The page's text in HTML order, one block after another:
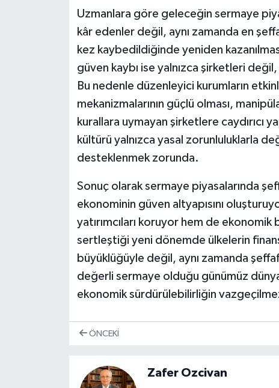
Uzmanlara göre geleceğin sermaye
kâr edenler değil, aynı zamanda en
kez kaybedildiğinde yeniden
güven kaybı ise yalnızca şirketleri
Bu nedenle düzenleyici kurumların
mekanizmalarının güçlü olması,
kurallara uymayan şirketlere caydırıcı
kültürü yalnızca yasal zorunluluklarla
desteklenmek zorunda.
Sonuç olarak sermaye piyasalarında
ekonominin güven altyapısını
yatırımcıları koruyor hem de
sertleştiği yeni dönemde ülkelerin
büyüklüğüyle değil, aynı zamanda
değerli sermaye olduğu günümüz
ekonomik sürdürülebilirliğin
ÖNCEKI
Zafer Ozcivan